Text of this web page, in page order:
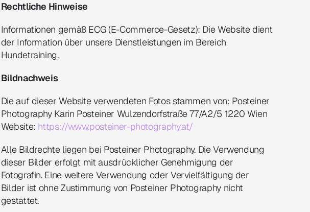
Rechtliche Hinweise
Informationen gemäß ECG (E-Commerce-Gesetz): Die Website dient
der Information über unsere Dienstleistungen im Bereich
Hundetraining.
Bildnachweis
Die auf dieser Website verwendeten Fotos stammen von: Posteiner
Photography Karin Posteiner Wulzendorfstraße 77/A2/5 1220 Wien
Website: https://www.posteiner-photography.at/
Alle Bildrechte liegen bei Posteiner Photography. Die Verwendung
dieser Bilder erfolgt mit ausdrücklicher Genehmigung der
Fotografin. Eine weitere Verwendung oder Vervielfältigung der
Bilder ist ohne Zustimmung von Posteiner Photography nicht
gestattet.